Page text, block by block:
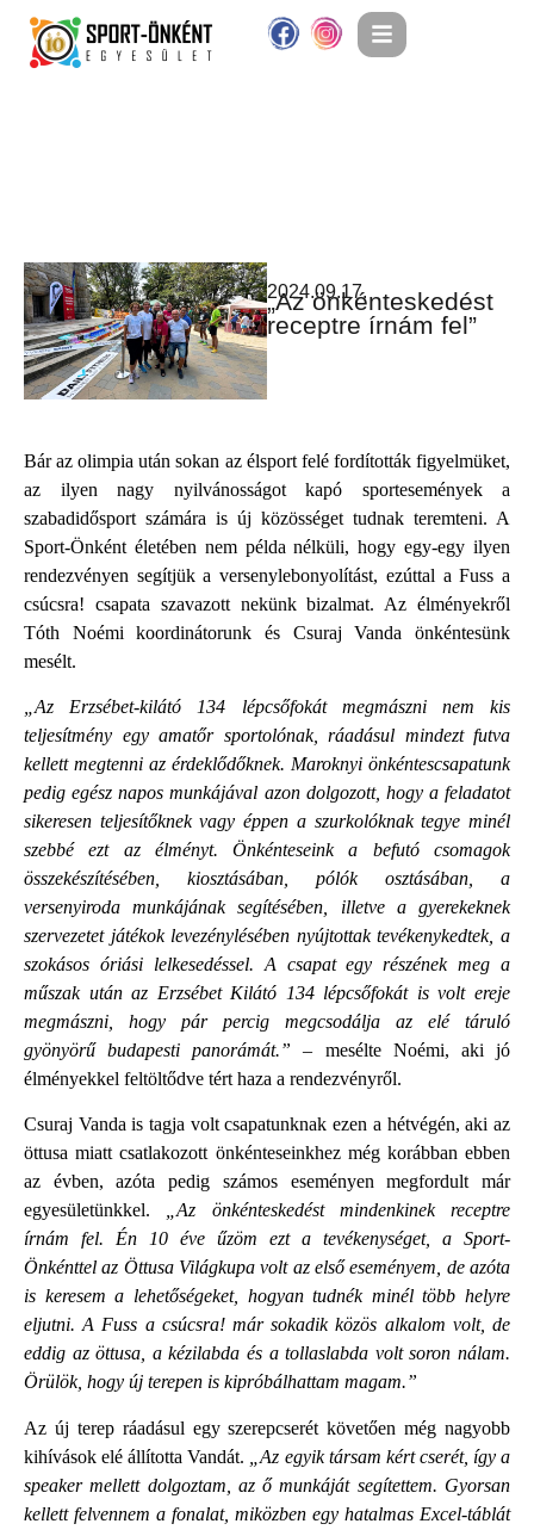
2024.09.17.
„Az önkénteskedést
receptre írnám fel”
Bár az olimpia után sokan az élsport felé fordították figyelmüket,
az ilyen nagy nyilvánosságot kapó sportesemények a
szabadidősport számára is új közösséget tudnak teremteni. A
Sport-Önként életében nem példa nélküli, hogy egy-egy ilyen
rendezvényen segítjük a versenylebonyolítást, ezúttal a Fuss a
csúcsra! csapata szavazott nekünk bizalmat. Az élményekről
Tóth Noémi koordinátorunk és Csuraj Vanda önkéntesünk
mesélt.
„Az Erzsébet-kilátó 134 lépcsőfokát megmászni nem kis
teljesítmény egy amatőr sportolónak, ráadásul mindezt futva
kellett megtenni az érdeklődőknek. Maroknyi önkéntescsapatunk
pedig egész napos munkájával azon dolgozott, hogy a feladatot
sikeresen teljesítőknek vagy éppen a szurkolóknak tegye minél
szebbé ezt az élményt. Önkénteseink a befutó csomagok
összekészítésében, kiosztásában, pólók osztásában, a
versenyiroda munkájának segítésében, illetve a gyerekeknek
szervezetet játékok levezénylésében nyújtottak tevékenykedtek, a
szokásos óriási lelkesedéssel. A csapat egy részének meg a
műszak után az Erzsébet Kilátó 134 lépcsőfokát is volt ereje
megmászni, hogy pár percig megcsodálja az elé táruló
gyönyörű budapesti panorámát.” – mesélte Noémi, aki jó
élményekkel feltöltődve tért haza a rendezvényről.
Csuraj Vanda is tagja volt csapatunknak ezen a hétvégén, aki az
öttusa miatt csatlakozott önkénteseinkhez még korábban ebben
az évben, azóta pedig számos eseményen megfordult már
egyesületünkkel.
„Az önkénteskedést mindenkinek receptre
írnám fel. Én 10 éve űzöm ezt a tevékenységet, a Sport-
Önkénttel az Öttusa Világkupa volt az első eseményem, de azóta
is keresem a lehetőségeket, hogyan tudnék minél több helyre
eljutni. A Fuss a csúcsra! már sokadik közös alkalom volt, de
eddig az öttusa, a kézilabda és a tollaslabda volt soron nálam.
Örülök, hogy új terepen is kipróbálhattam magam.”
Az új terep ráadásul egy szerepcserét követően még nagyobb
kihívások elé állította Vandát.
„Az egyik társam kért cserét, így a
speaker mellett dolgoztam, az ő munkáját segítettem. Gyorsan
kellett felvennem a fonalat, miközben egy hatalmas Excel-táblát